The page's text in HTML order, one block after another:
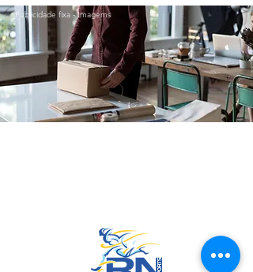
Publicidade fixa - Imagems